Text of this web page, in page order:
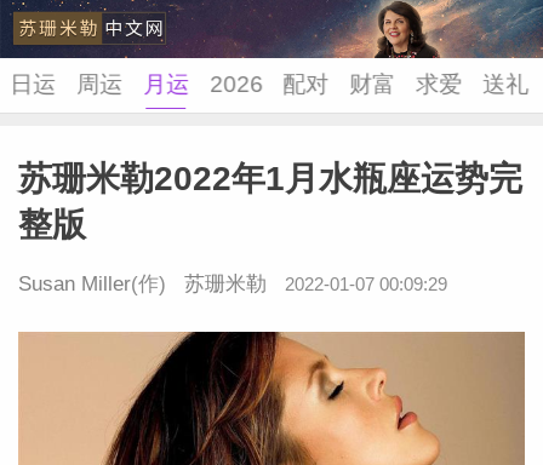
苏珊米
日运 周运 月运 2026 配对 财富 求爱 送礼
苏珊米勒2022年1月水瓶座运势完
整版
Susan Miller(作) 苏珊米勒 2022-01-07 00:09:29